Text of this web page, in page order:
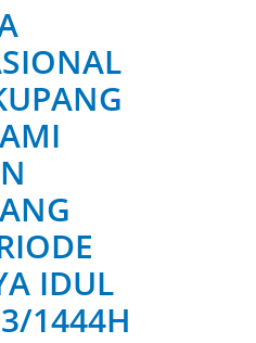
IDUL
1444H